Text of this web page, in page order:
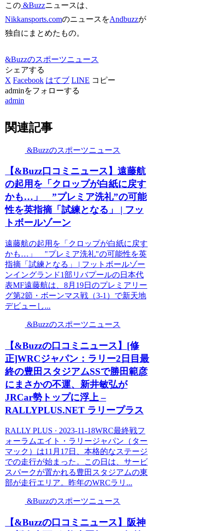
この &Buzzニュースは、
Nikkansports.comのニュースをAndbuzzが
独自にまとめたもの。
&Buzzのスポーツニュース
シェアする
X Facebook はてブ LINE コピー
adminをフォローする
admin
関連記事
&Buzzのスポーツニュース
【&Buzz口コミニュース】遠藤航
の起用を「クロップが白紙に戻す
かも…」 ”プレミア洗礼”の可能
性を英指摘「試練となる」 | フッ
トボールゾーン
遠藤航の起用を「クロップが白紙に戻す
かも…」 "プレミア洗礼"の可能性を英
指摘「試練となる」 | フットボールゾー
ンイングランド1部リバプールの日本代
表MF遠藤航は、8月19日のプレミアリー
グ第2節・ボーンマス戦（3-1）で新天地
デビューし...
&Buzzのスポーツニュース
【&Buzzの口コミニュース】[修
正]WRCジャパン：ラリー2日目最
終の豊田スタジアムSSで勝田範彦
にまさかの不運、新井敏弘が
JRCar勢トップに浮上 –
RALLYPLUS.NET ラリープラス
RALLY PLUS · 2023-11-18WRC最終戦フ
ォーラムエイト・ラリージャパン（ター
マック）は11月17日、本格的なステージ
での走行が始まった。この日は、サービ
スパークが置かれる豊田スタジアムの東
部が走行エリア。昨年のWRCラリ...
&Buzzのスポーツニュース
【&Buzzの口コミニュース】阪神